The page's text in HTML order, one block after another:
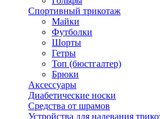
Спортивный трикотаж
Майки
Футболки
Шорты
Гетры
Топ (бюстгалтер)
Брюки
Аксессуары
Диабетические носки
Средства от шрамов
Устройства для надевания